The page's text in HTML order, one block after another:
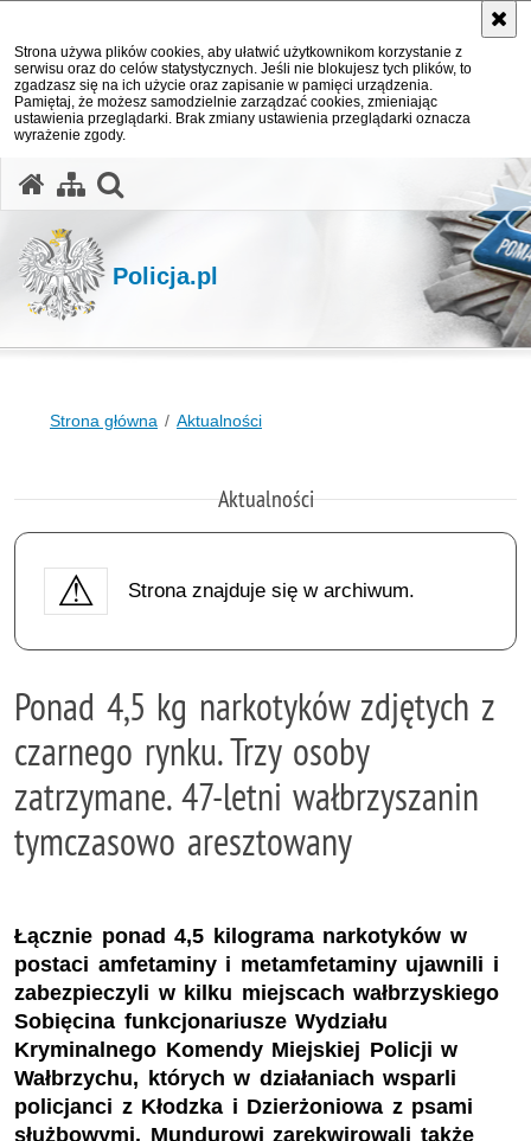
Strona używa plików cookies, aby ułatwić użytkownikom korzystanie z
serwisu oraz do celów statystycznych. Jeśli nie blokujesz tych plików, to
zgadzasz się na ich użycie oraz zapisanie w pamięci urządzenia.
Pamiętaj, że możesz samodzielnie zarządzać cookies, zmieniając
ustawienia przeglądarki. Brak zmiany ustawienia przeglądarki oznacza
wyrażenie zgody.
Policja.pl
Strona główna Aktualności
Aktualności
Strona znajduje się w archiwum.
Ponad 4,5 kg narkotyków zdjętych z
czarnego rynku. Trzy osoby
zatrzymane. 47-letni wałbrzyszanin
tymczasowo aresztowany
Łącznie ponad 4,5 kilograma narkotyków w
postaci amfetaminy i metamfetaminy ujawnili i
zabezpieczyli w kilku miejscach wałbrzyskiego
Sobięcina funkcjonariusze Wydziału
Kryminalnego Komendy Miejskiej Policji w
Wałbrzychu, których w działaniach wsparli
policjanci z Kłodzka i Dzierżoniowa z psami
służbowymi. Mundurowi zarekwirowali także